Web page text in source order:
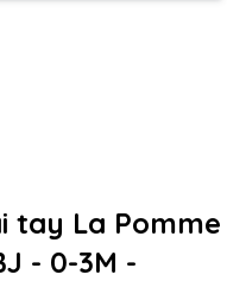
tay La Pomme
- 0-3M -